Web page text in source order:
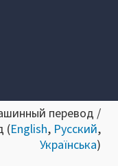
перевод /
(English, Русский,
Українська)